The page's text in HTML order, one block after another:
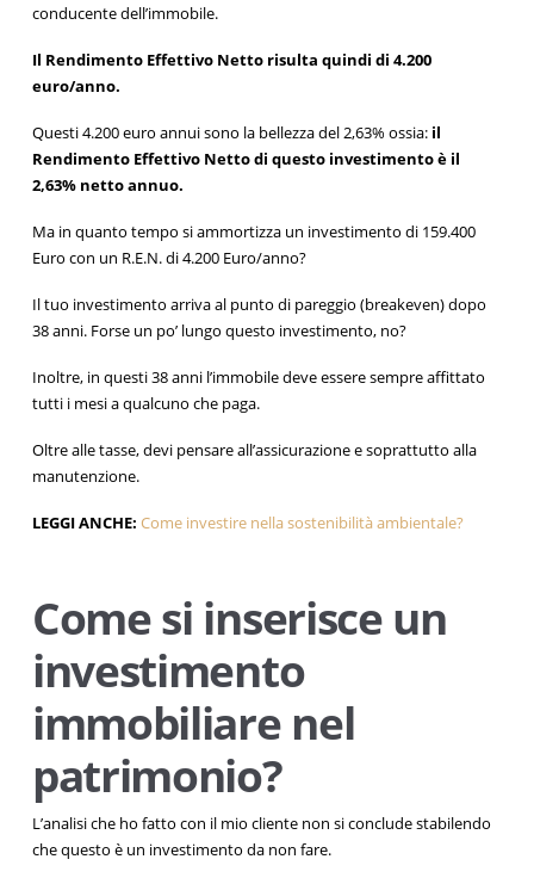
conducente dell’immobile.
Il Rendimento Effettivo Netto risulta quindi di 4.200
euro/anno.
Questi 4.200 euro annui sono la bellezza del 2,63% ossia: il
Rendimento Effettivo Netto di questo investimento è il
2,63% netto annuo.
Ma in quanto tempo si ammortizza un investimento di 159.400
Euro con un R.E.N. di 4.200 Euro/anno?
Il tuo investimento arriva al punto di pareggio (breakeven) dopo
38 anni. Forse un po’ lungo questo investimento, no?
Inoltre, in questi 38 anni l’immobile deve essere sempre affittato
tutti i mesi a qualcuno che paga.
Oltre alle tasse, devi pensare all’assicurazione e soprattutto alla
manutenzione.
LEGGI ANCHE: Come investire nella sostenibilità ambientale?
Come si inserisce un
investimento
immobiliare nel
patrimonio?
L’analisi che ho fatto con il mio cliente non si conclude stabilendo
che questo è un investimento da non fare.